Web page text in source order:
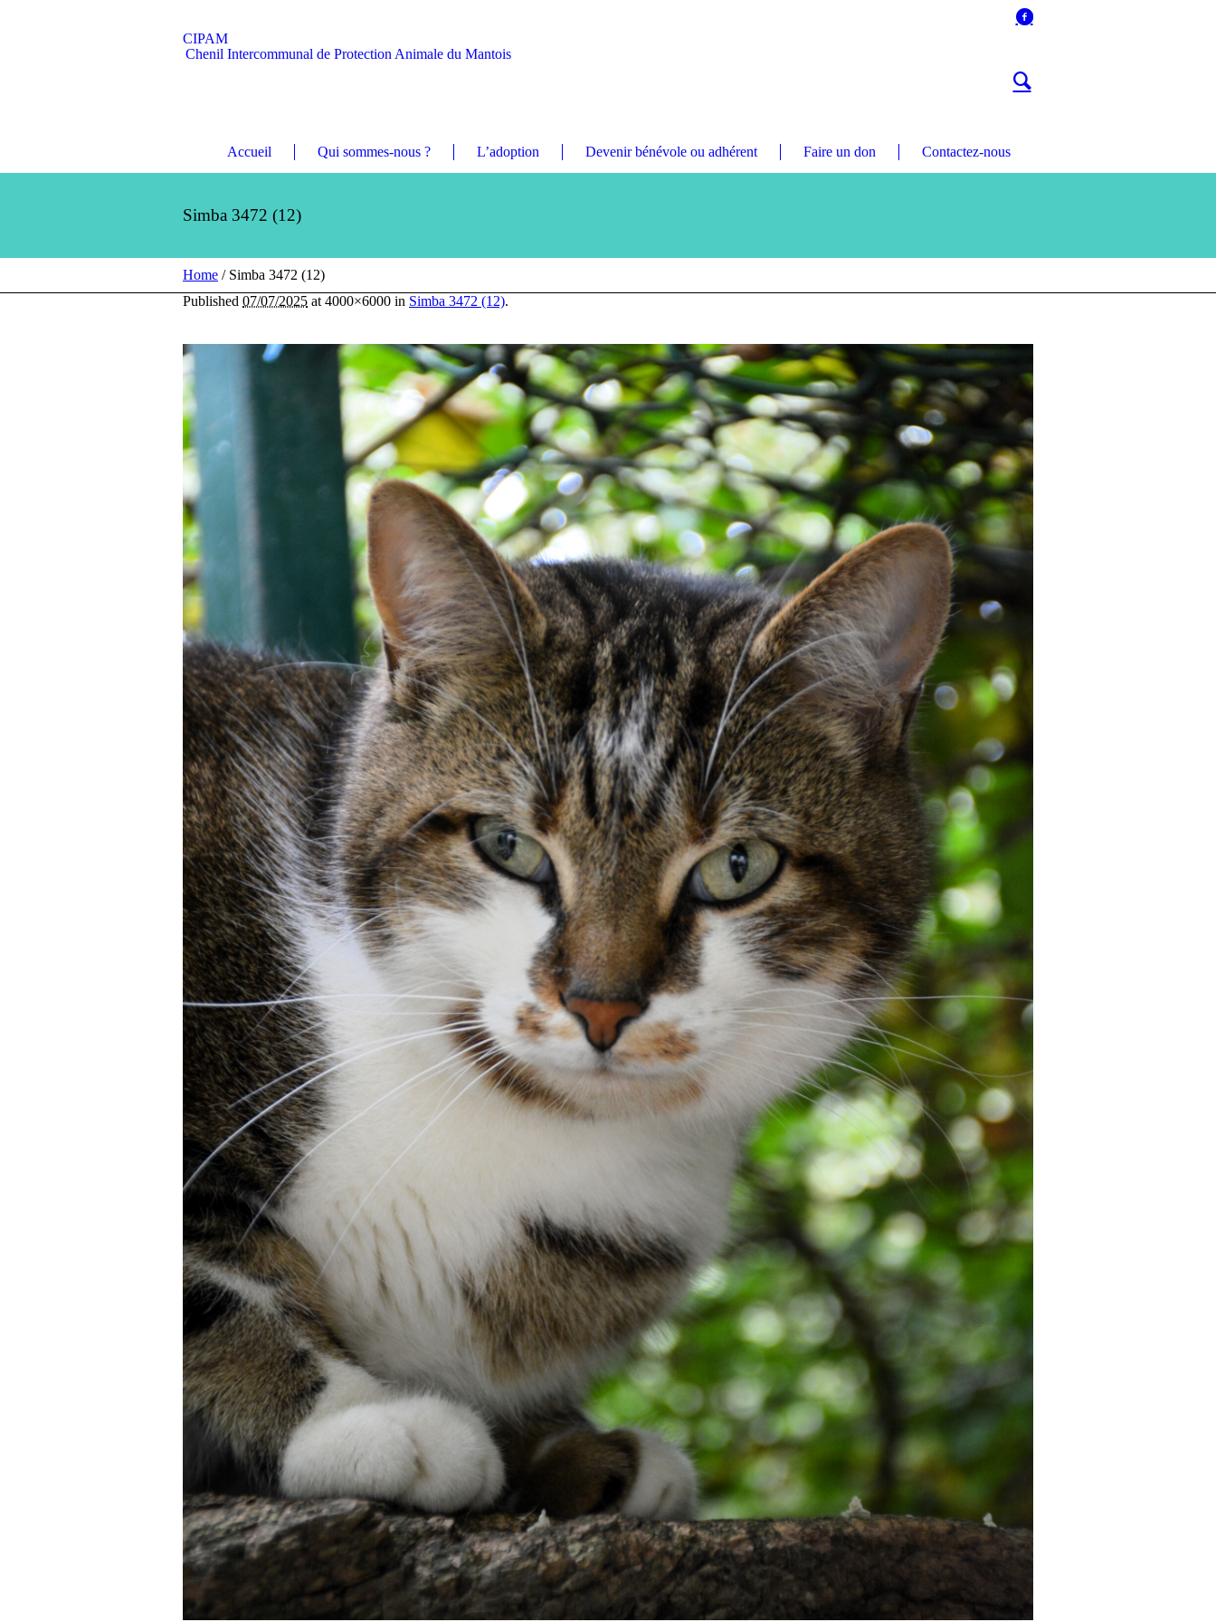
CIPAM
Chenil Intercommunal de Protection Animale du Mantois
Accueil Qui sommes-nous ? L’adoption Devenir bénévole ou adhérent Faire un don Contactez-nous
Simba 3472 (12)
Home / Simba 3472 (12)
Published 07/07/2025 at 4000×6000 in Simba 3472 (12).